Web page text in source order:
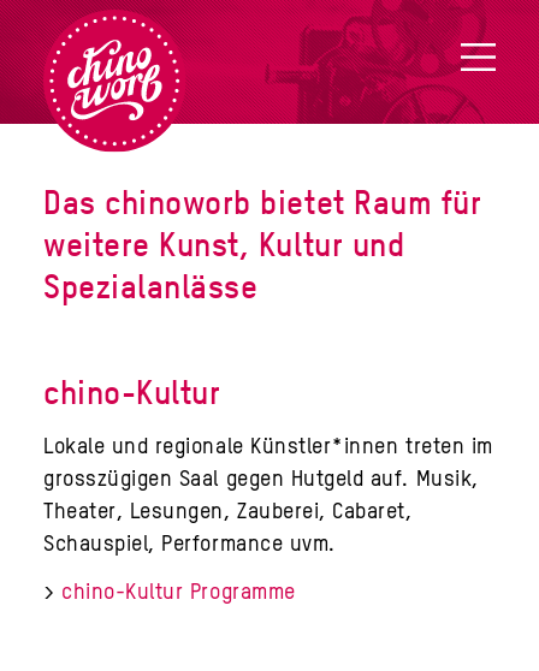
Das chinoworb bietet Raum für
weitere Kunst, Kultur und
Spezialanlässe
chino-Kultur
Lokale und regionale Künstler*innen treten im
grosszügigen Saal gegen Hutgeld auf. Musik,
Theater, Lesungen, Zauberei, Cabaret,
Schauspiel, Performance uvm.
> chino-Kultur Programme